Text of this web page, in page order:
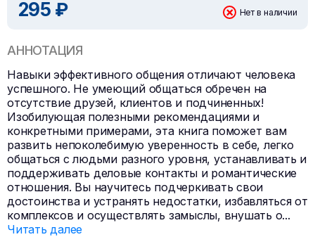
295 ₽ Нет в наличии
АННОТАЦИЯ
Навыки эффективного общения отличают человека
успешного. Не умеющий общаться обречен на
отсутствие друзей, клиентов и подчиненных!
Изобилующая полезными рекомендациями и
конкретными примерами, эта книга поможет вам
развить непоколебимую уверенность в себе, легко
общаться с людьми разного уровня, устанавливать и
поддерживать деловые контакты и романтические
отношения. Вы научитесь подчеркивать свои
достоинства и устранять недостатки, избавляться от
комплексов и осуществлять замыслы, внушать о...
Читать далее